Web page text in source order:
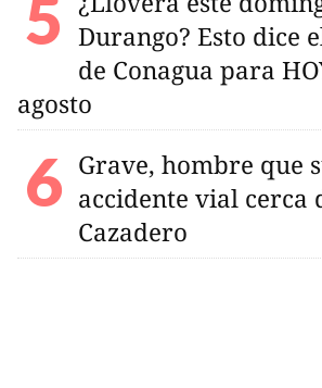
Durango? Esto dice
de Conagua para
agosto
Grave, hombre que
accidente vial cerca
Cazadero